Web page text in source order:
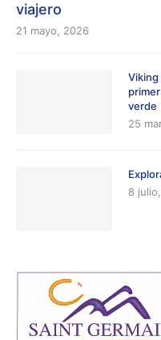
viajero
21 mayo, 2026
Viking
verde
25
8